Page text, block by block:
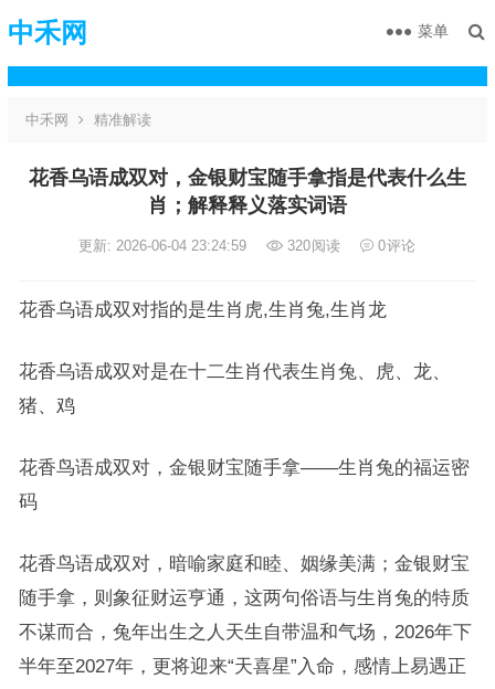
中禾网 菜单
中禾网 精准解读
花香乌语成双对，金银财宝随手拿指是代表什么生
肖；解释释义落实词语
更新: 2026-06-04 23:24:59 320阅读 0评论
花香乌语成双对指的是生肖虎,生肖兔,生肖龙
花香乌语成双对是在十二生肖代表生肖兔、虎、龙、
猪、鸡
花香鸟语成双对，金银财宝随手拿——生肖兔的福运密
码
花香鸟语成双对，暗喻家庭和睦、姻缘美满；金银财宝
随手拿，则象征财运亨通，这两句俗语与生肖兔的特质
不谋而合，兔年出生之人天生自带温和气场，2026年下
半年至2027年，更将迎来“天喜星”入命，感情上易遇正